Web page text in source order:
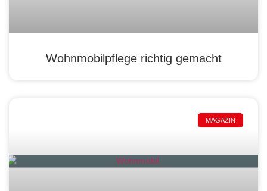
Wohnmobilpflege richtig gemacht
MAGAZIN